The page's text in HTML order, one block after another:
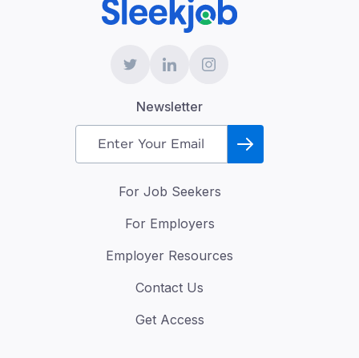
Newsletter
For Job Seekers
For Employers
Employer Resources
Contact Us
Get Access